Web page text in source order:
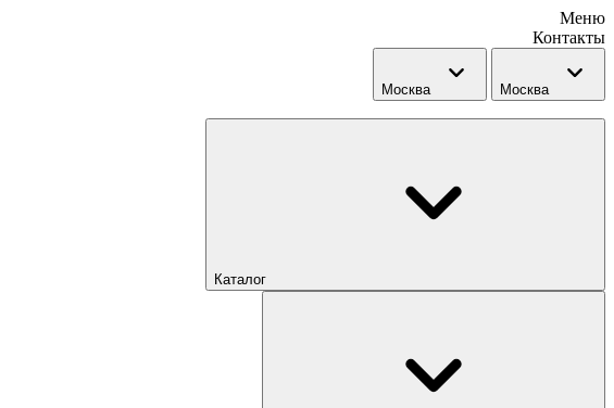
Меню
Контакты
Москва Москва
Каталог